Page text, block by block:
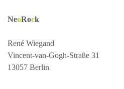
NeoRock
René Wiegand
Vincent-van-Gogh-Straße 31
13057 Berlin